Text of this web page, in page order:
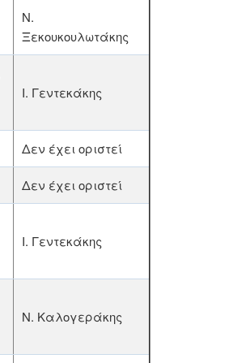
Ν.
Ξεκουκουλωτάκης
Ι. Γεντεκάκης
Δεν έχει οριστεί
Δεν έχει οριστεί
Ι. Γεντεκάκης
Ν. Καλογεράκης